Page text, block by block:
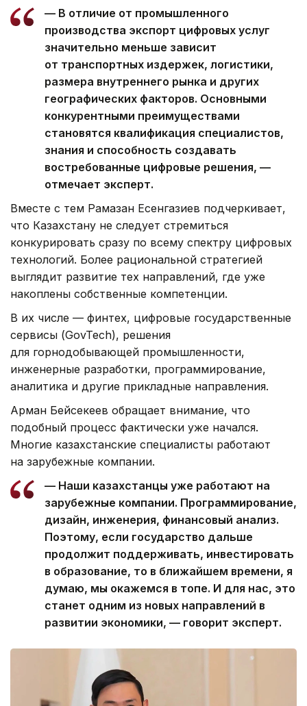
— В отличие от промышленного
производства экспорт цифровых услуг
значительно меньше зависит
от транспортных издержек, логистики,
размера внутреннего рынка и других
географических факторов. Основными
конкурентными преимуществами
становятся квалификация специалистов,
знания и способность создавать
востребованные цифровые решения, —
отмечает эксперт.
Вместе с тем Рамазан Есенгазиев подчеркивает,
что Казахстану не следует стремиться
конкурировать сразу по всему спектру цифровых
технологий. Более рациональной стратегией
выглядит развитие тех направлений, где уже
накоплены собственные компетенции.
В их числе — финтех, цифровые государственные
сервисы (GovTech), решения
для горнодобывающей промышленности,
инженерные разработки, программирование,
аналитика и другие прикладные направления.
Арман Бейсекеев обращает внимание, что
подобный процесс фактически уже начался.
Многие казахстанские специалисты работают
на зарубежные компании.
— Наши казахстанцы уже работают на
зарубежные компании. Программирование,
дизайн, инженерия, финансовый анализ.
Поэтому, если государство дальше
продолжит поддерживать, инвестировать
в образование, то в ближайшем времени, я
думаю, мы окажемся в топе. И для нас, это
станет одним из новых направлений в
развитии экономики, — говорит эксперт.